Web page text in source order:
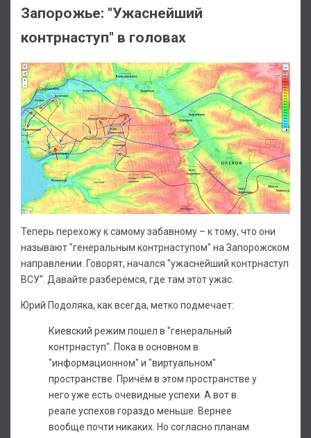
Запорожье: "Ужаснейший
контрнаступ" в головах
Теперь перехожу к самому забавному – к тому, что они
называют "генеральным контрнаступом" на Запорожском
направлении. Говорят, начался "ужаснейший контрнаступ
ВСУ". Давайте разберемся, где там этот ужас.
Юрий Подоляка, как всегда, метко подмечает:
Киевский режим пошел в "генеральный
контрнаступ". Пока в основном в
"информационном" и "виртуальном"
пространстве. Причём в этом пространстве у
него уже есть очевидные успехи. А вот в
реале успехов гораздо меньше. Вернее
вообще почти никаких. Но согласно планам